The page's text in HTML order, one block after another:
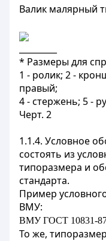
Валик малярный
* Размеры для
1 - ролик; 2 -
правый;
4 - стержень; 5 -
Черт. 2
1.1.4. Условное
состоять из
типоразмера и
стандарта.
Пример
ВМУ:
ВМУ ГОСТ 10831-
То же,